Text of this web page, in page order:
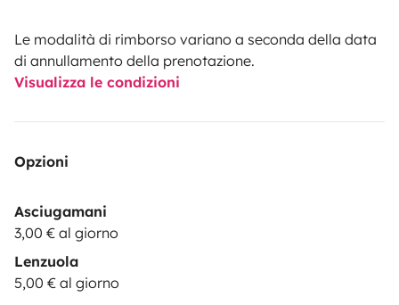
Le modalità di rimborso variano a seconda della data
di annullamento della prenotazione.
Visualizza le condizioni
Opzioni
Asciugamani
3,00 € al giorno
Lenzuola
5,00 € al giorno